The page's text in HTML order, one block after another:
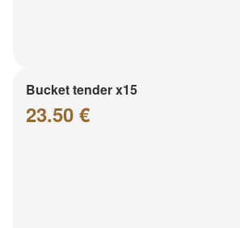
Bucket tender x15
23.50 €